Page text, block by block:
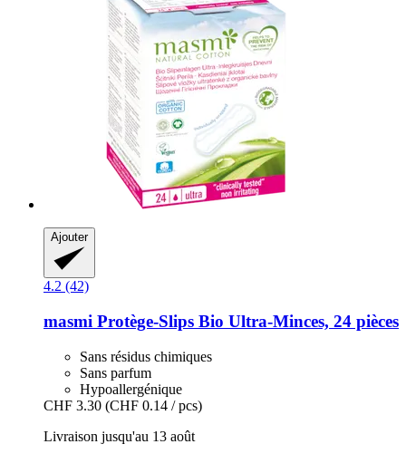
Ajouter
4.2 (42)
masmi Protège-​Slips Bio Ultra-​Minces, 24 pièces
Sans résidus chimiques
Sans parfum
Hypoallergénique
CHF 3.30 (CHF 0.14 / pcs)
Livraison jusqu'au 13 août